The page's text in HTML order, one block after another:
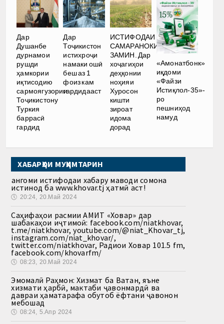
Дар
Душанбе
дурнамои
рушди
ҳамкории
иқтисодию
сармоягузории
Тоҷикистону
Туркия
баррасӣ
гардид
Дар
Тоҷикистон
истихроҷи
намаки ошӣ
беш аз 1
фоиз кам
гардидааст
ИСТИФОДАИ
САМАРАНОКИ
ЗАМИН. Дар
хоҷагиҳои
деҳқонии
ноҳияи
Хуросон
кишти
зироат
идома
дорад
«Амонатбонк»
иқдоми
«Файзи
Истиқлол-35»-
ро
пешниҳод
намуд
ХАБАРҲОИ МУҲИМТАРИН
Ҳангоми истифодаи хабару маводи сомона
истинод ба www.khovar.tj ҳатмӣ аст!
🕔 20:24, 20.Май 2024
Саҳифаҳои расмии АМИТ «Ховар» дар
шабакаҳои иҷтимоӣ: facebook.com/niatkhovar,
t.me/niatkhovar, youtube.com/@niat_Khovar_tj,
instagram.com/niat_khovar/,
twitter.com/niatkhovar, Радиои Ховар 101.5 fm,
facebook.com/khovarfm/
🕔 08:23, 20.Май 2024
Эмомалӣ Раҳмон: Хизмат ба Ватан, яъне
хизмати ҳарбӣ, мактаби ҷавонмардӣ ва
давраи ҳаматарафа обутоб ёфтани ҷавонон
мебошад
🕔 08:24, 5.Апр 2024